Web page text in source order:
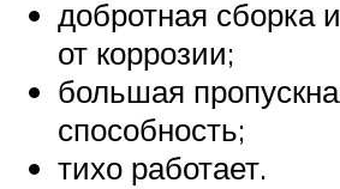
добротная сборка
от коррозии;
большая
способность;
тихо работает.